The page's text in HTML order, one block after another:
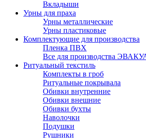
Вкладыши
Урны для праха
Урны металлические
Урны пластиковые
Комплектующие для производства
Пленка ПВХ
Все для производства
Ритуальный текстиль
Комплекты в гроб
Ритуальные покрывала
Обивки внутренние
Обивки внешние
Обивки бухты
Наволочки
Подушки
Рушники